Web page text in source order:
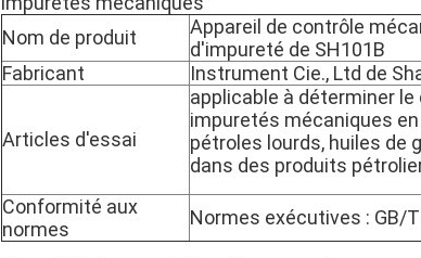
Nom de produit
Appareil de contrôle
d'impureté de SH101B
Fabricant
Instrument Cie., Ltd de
Articles d'essai
applicable à déterminer
impuretés mécaniques
pétroles lourds, huiles de
dans des produits
Conformité aux
normes
Normes exécutives : GB/T